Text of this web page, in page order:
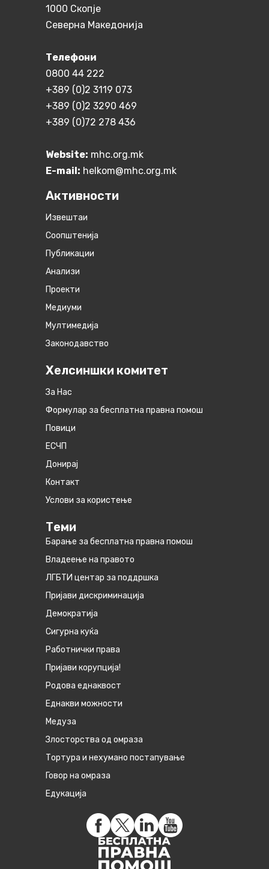
1000 Скопје
Северна Македонија
Телефони
0800 44 222
+389 (0)2 3119 073
+389 (0)2 3290 469
+389 (0)72 278 436
Website: mhc.org.mk
E-mail: helkom@mhc.org.mk
Активности
Извештаи
Соопштенија
Публикации
Анализи
Проекти
Медиуми
Мултимедија
Законодавство
Хелсиншки комитет
За Нас
Формулар за бесплатна правна помош
Повици
ЕСЧП
Донирај
Контакт
Услови за користење
Теми
Барање за бесплатна правна помош
Владеење на правото
ЛГБТИ центар за поддршка
Пријави дискриминација
Демократија
Сигурна куќа
Работнички права
Пријави корупција!
Родова еднаквост
Eднакви можности
Медуза
Злосторства од омраза
Тортура и нехумано постапување
Говор на омраза
Едукација